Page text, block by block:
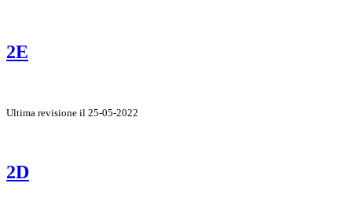
2E
Ultima revisione il 25-05-2022
2D